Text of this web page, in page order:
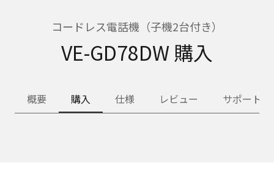
コードレス電話機（子機2台付き）
VE-GD78DW 購入
概要 購入 仕様 レビュー サポート